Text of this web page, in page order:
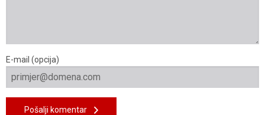
E-mail (opcija)
Pošalji komentar